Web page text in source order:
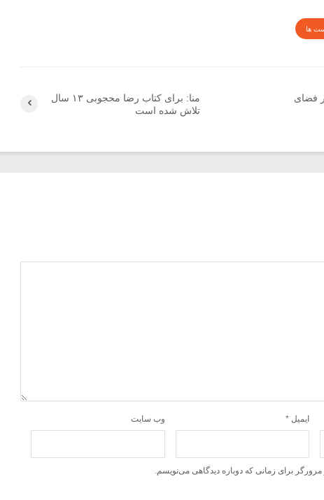
ها
منا: برای کتاب رضا محجوبی ۱۳ سال
تلاش شده است
فضای
ایمیل * وب‌ سایت
برای زمانی که دوباره دیدگاهی می‌نویسم.